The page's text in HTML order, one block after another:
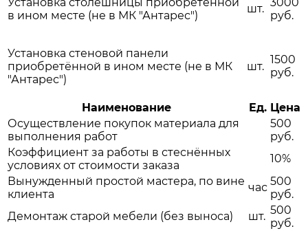
в ином месте (не в МК "Антарес")
шт.
руб.
Установка стеновой панели
приобретённой в ином месте (не в МК
"Антарес")
шт.
1500
руб.
Наименование Ед. Цена
Осуществление покупок материала для
выполнения работ
500
руб.
Коэффициент за работы в стеснённых
условиях от стоимости заказа
10%
Вынужденный простой мастера, по вине
клиента
час 500
руб.
Демонтаж старой мебели (без выноса)
шт. 500
руб.